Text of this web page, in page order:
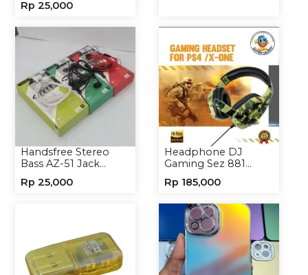
Headset Headphone
Rp 25,000
Handsfree Stereo
Bass AZ-51 Jack
Headset
Rp 25,000
Headphone DJ
Gaming Sez 881
Headset
Rp 185,000